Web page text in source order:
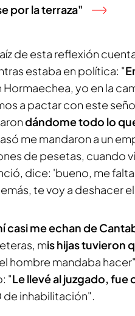
por la terraza"
de esta reflexión
estaba en política: "
Hormaechea, yo en la
a pactar con este
dándome todo lo
me mandaron a un
de pesetas, cuando
dice: 'bueno, me
te voy a deshacer
casi me echan de
mis hijas tuvieron
hombre mandaba
"Le llevé al juzgado,
de inhabilitación".